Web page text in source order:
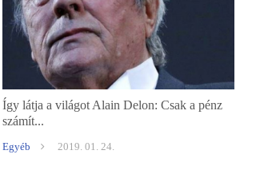
Így látja a világot Alain Delon: Csak a pénz
számít...
Egyéb 2019. 01. 24.